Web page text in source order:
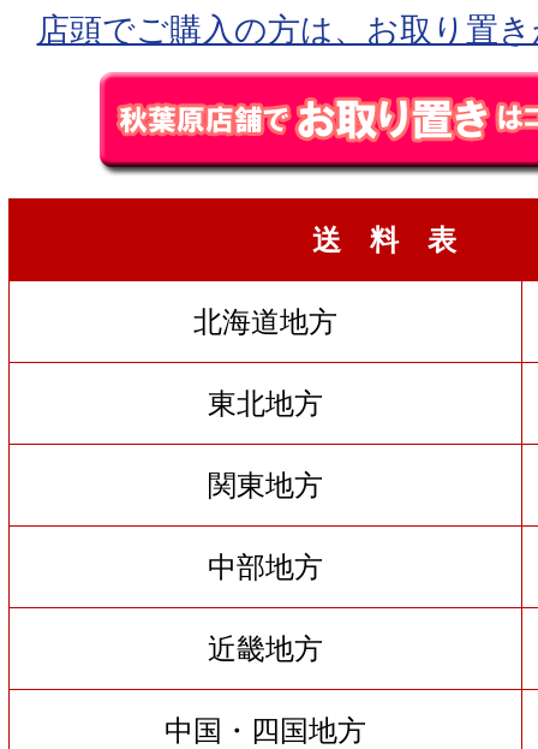
店頭でご購入の方は、お取り置
送 料 表
北海道地方
東北地方
関東地方
中部地方
近畿地方
中国・四国地方